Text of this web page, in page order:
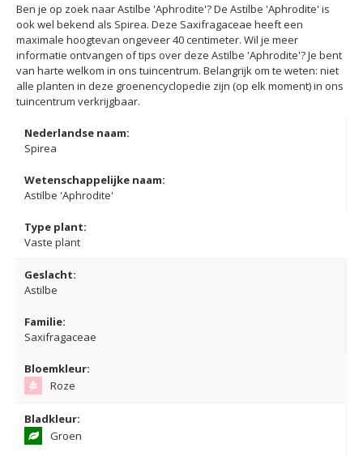
Ben je op zoek naar Astilbe 'Aphrodite'? De Astilbe 'Aphrodite' is
ook wel bekend als Spirea. Deze Saxifragaceae heeft een
maximale hoogtevan ongeveer 40 centimeter. Wil je meer
informatie ontvangen of tips over deze Astilbe 'Aphrodite'? Je bent
van harte welkom in ons tuincentrum. Belangrijk om te weten: niet
alle planten in deze groenencyclopedie zijn (op elk moment) in ons
tuincentrum verkrijgbaar.
Nederlandse naam:
Spirea
Wetenschappelijke naam:
Astilbe 'Aphrodite'
Type plant:
Vaste plant
Geslacht:
Astilbe
Familie:
Saxifragaceae
Bloemkleur:
Roze
Bladkleur:
Groen